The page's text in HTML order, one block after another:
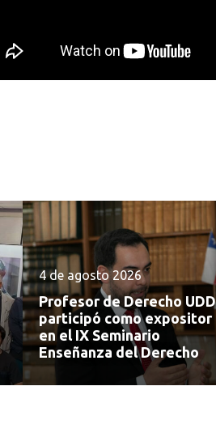
4 de agosto 2026
Profesor de Derecho UDD
participó como expositor
en el IX Seminario
Enseñanza del Derecho